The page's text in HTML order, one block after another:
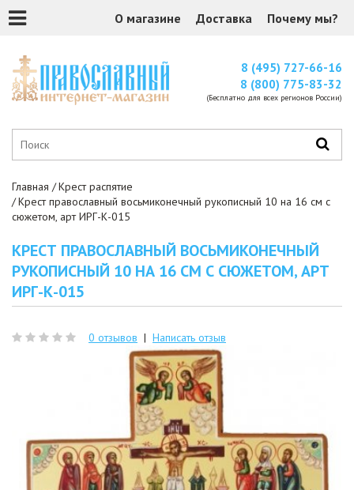
О магазине Доставка Почему мы?
8 (495) 727-66-16
8 (800) 775-83-32
(Бесплатно для всех регионов России)
Главная
Крест распятие
Крест православный восьмиконечный рукописный 10 на 16 см с
сюжетом, арт ИРГ-К-015
КРЕСТ ПРАВОСЛАВНЫЙ ВОСЬМИКОНЕЧНЫЙ
РУКОПИСНЫЙ 10 НА 16 СМ С СЮЖЕТОМ, АРТ
ИРГ-К-015
0 отзывов | Написать отзыв